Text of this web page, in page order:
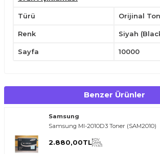
Türü Orijinal
Renk Siyah
Sayfa 10000
Benzer Ürünler
Samsung
Samsung Ml-2010D3 Toner (SAM2010)
2.880,00TLKDV
DAHİL
FİYATI